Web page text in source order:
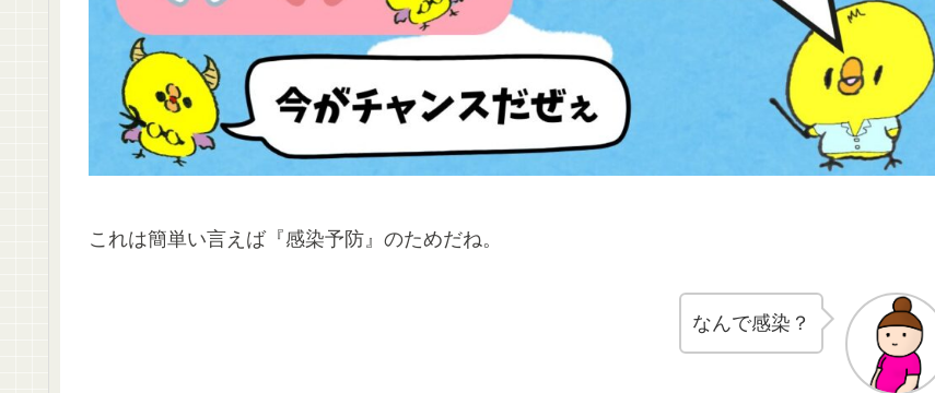
これは簡単い言えば『感染予防』のためだね。
なんで感染？